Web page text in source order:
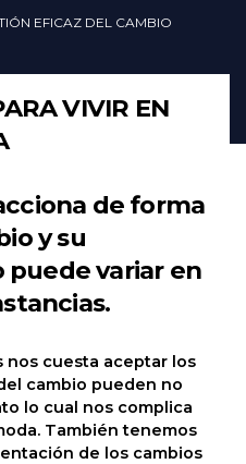
EFICAZ DEL CAMBIO
VIVIR EN
de forma
y su
variar en
nos cuesta aceptar los
cambio pueden no
lo cual nos complica
También tenemos
de los cambios